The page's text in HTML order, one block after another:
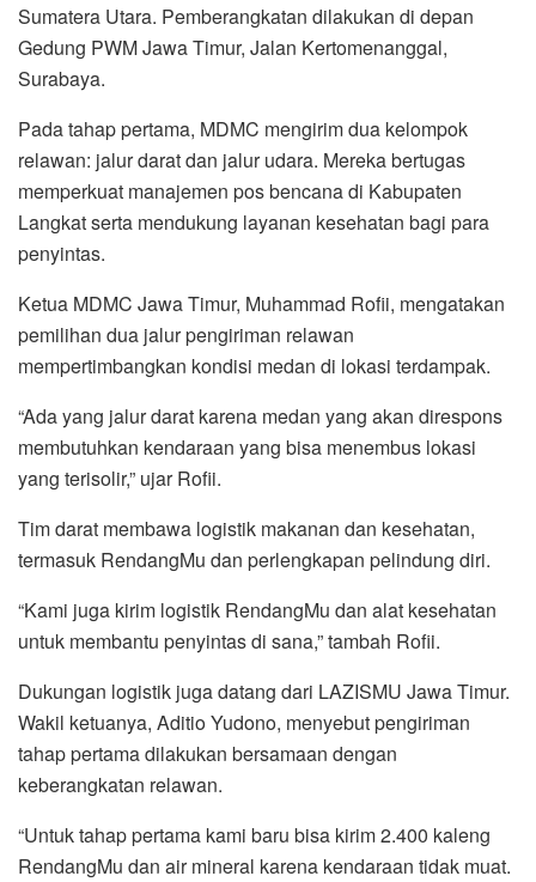
Sumatera Utara. Pemberangkatan dilakukan di depan
Gedung PWM Jawa Timur, Jalan Kertomenanggal,
Surabaya.
Pada tahap pertama, MDMC mengirim dua kelompok
relawan: jalur darat dan jalur udara. Mereka bertugas
memperkuat manajemen pos bencana di Kabupaten
Langkat serta mendukung layanan kesehatan bagi para
penyintas.
Ketua MDMC Jawa Timur, Muhammad Rofii, mengatakan
pemilihan dua jalur pengiriman relawan
mempertimbangkan kondisi medan di lokasi terdampak.
“Ada yang jalur darat karena medan yang akan direspons
membutuhkan kendaraan yang bisa menembus lokasi
yang terisolir,” ujar Rofii.
Tim darat membawa logistik makanan dan kesehatan,
termasuk RendangMu dan perlengkapan pelindung diri.
“Kami juga kirim logistik RendangMu dan alat kesehatan
untuk membantu penyintas di sana,” tambah Rofii.
Dukungan logistik juga datang dari LAZISMU Jawa Timur.
Wakil ketuanya, Aditio Yudono, menyebut pengiriman
tahap pertama dilakukan bersamaan dengan
keberangkatan relawan.
“Untuk tahap pertama kami baru bisa kirim 2.400 kaleng
RendangMu dan air mineral karena kendaraan tidak muat.